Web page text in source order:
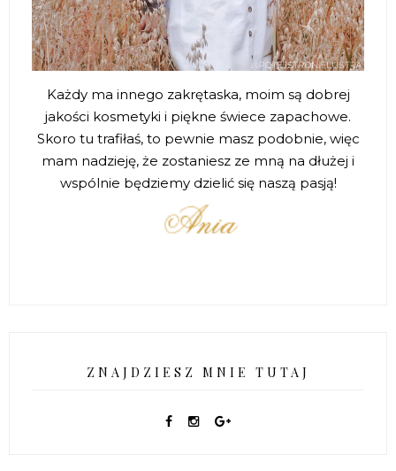
Każdy ma innego zakrętaska, moim są dobrej
jakości kosmetyki i piękne świece zapachowe.
Skoro tu trafiłaś, to pewnie masz podobnie, więc
mam nadzieję, że zostaniesz ze mną na dłużej i
wspólnie będziemy dzielić się naszą pasją!
ZNAJDZIESZ MNIE TUTAJ